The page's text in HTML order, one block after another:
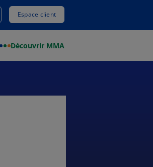
Espace client
Découvrir MMA